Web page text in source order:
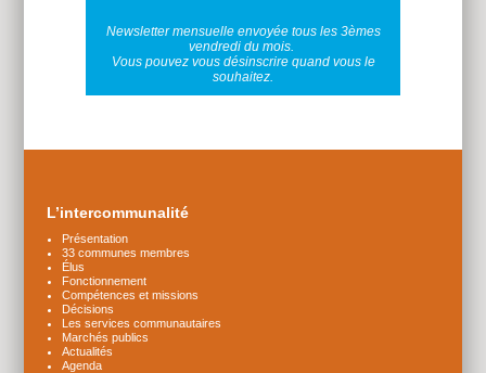
Newsletter mensuelle envoyée tous les 3èmes
vendredi du mois.
Vous pouvez vous désinscrire quand vous le
souhaitez.
L’intercommunalité
Présentation
33 communes membres
Élus
Fonctionnement
Compétences et missions
Décisions
Les services communautaires
Marchés publics
Actualités
Agenda